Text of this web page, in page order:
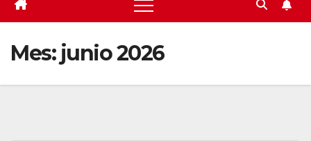
Mes: junio 2026